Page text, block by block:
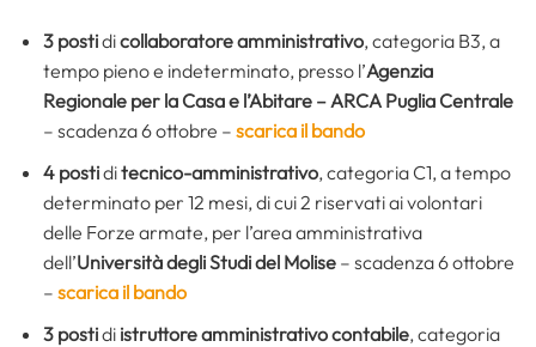
3 postidicollaboratore amministrativo, categoria B3, a
tempo pieno e indeterminato, presso l’Agenzia
Regionale per la Casa e l’Abitare – ARCA Puglia Centrale
– scadenza 6 ottobre – scarica il bando
4 postiditecnico-amministrativo, categoria C1, a tempo
determinato per 12 mesi, di cui 2 riservati ai volontari
delle Forze armate, per l’area amministrativa
dell’Università degli Studi del Molise– scadenza 6 ottobre
– scarica il bando
3 postidi istruttore amministrativo contabile, categoria